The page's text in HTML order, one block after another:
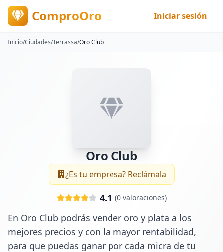
ComproOro Iniciar sesión
Inicio/Ciudades/Terrassa/Oro Club
Oro Club
¿Es tu empresa? Reclámala
4.1 (0valoraciones)
En Oro Club podrás vender oro y plata a los
mejores precios y con la mayor rentabilidad,
para que puedas ganar por cada micra de tu